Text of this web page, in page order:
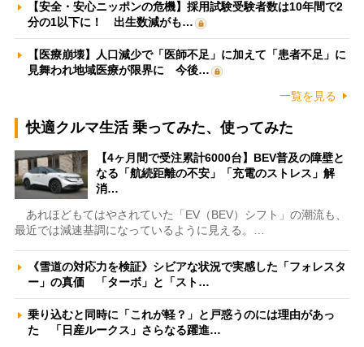
【安全・安心ニッポンの危機】採用試験受験者数は10年間で2
分の1以下に！ 出生数減がも…
【医療崩壊】人口減少で「医師不足」に加えて「患者不足」に
見舞われ地域医療が限界に 今後…
一覧を見る
快適クルマ生活 乗ってみた、使ってみた
【4ヶ月間で受注累計6000台】BEV普及の障壁と
なる「航続距離の不安」「充電のストレス」解
消…
あれほどもてはやされていた「EV（BEV）シフト」の潮流も、
最近では減速基調になっているように見える。…
《雪道の対応力を検証》シビアな状況で実感した「フォレスタ
ー」の真価 「ターボ」と「スト…
乗り込むと同時に「これが軽？」と戸惑うのには理由があっ
た 「日産ルークス」さらなる躍進…